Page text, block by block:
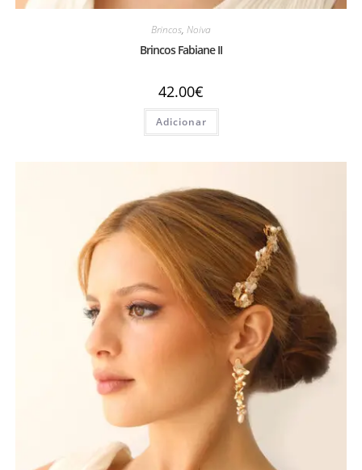
Brincos, Noiva
Brincos Fabiane II
42.00€
Adicionar